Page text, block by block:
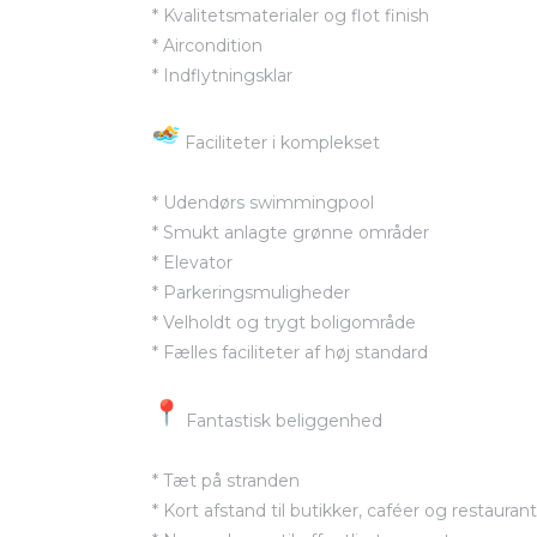
* Kvalitetsmaterialer og flot finish
* Aircondition
* Indflytningsklar
Faciliteter i komplekset
* Udendørs swimmingpool
* Smukt anlagte grønne områder
* Elevator
* Parkeringsmuligheder
* Velholdt og trygt boligområde
* Fælles faciliteter af høj standard
Fantastisk beliggenhed
* Tæt på stranden
* Kort afstand til butikker, caféer og